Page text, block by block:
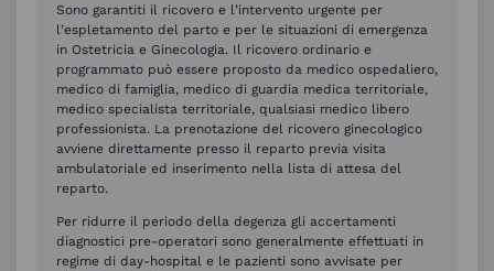
Sono garantiti il ricovero e l’intervento urgente per
l’espletamento del parto e per le situazioni di emergenza
in Ostetricia e Ginecologia. Il ricovero ordinario e
programmato può essere proposto da medico ospedaliero,
medico di famiglia, medico di guardia medica territoriale,
medico specialista territoriale, qualsiasi medico libero
professionista. La prenotazione del ricovero ginecologico
avviene direttamente presso il reparto previa visita
ambulatoriale ed inserimento nella lista di attesa del
reparto.
Per ridurre il periodo della degenza gli accertamenti
diagnostici pre-operatori sono generalmente effettuati in
regime di day-hospital e le pazienti sono avvisate per